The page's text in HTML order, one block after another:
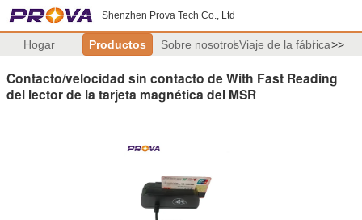
Shenzhen Prova Tech Co., Ltd
Hogar Productos Sobre nosotrosViaje de la fábrica>>
Contacto/velocidad sin contacto de With Fast Reading
del lector de la tarjeta magnética del MSR